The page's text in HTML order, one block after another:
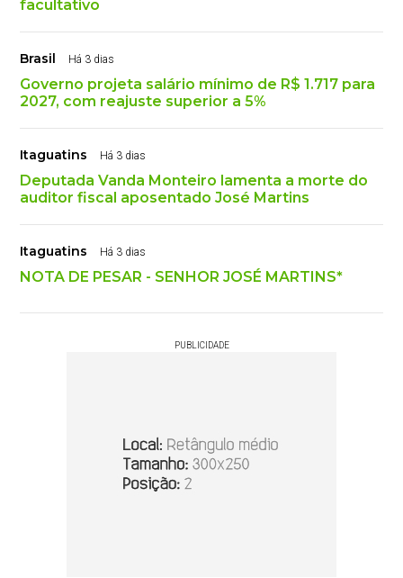
facultativo
Brasil Há 3 dias
Governo projeta salário mínimo de R$ 1.717 para
2027, com reajuste superior a 5%
Itaguatins Há 3 dias
Deputada Vanda Monteiro lamenta a morte do
auditor fiscal aposentado José Martins
Itaguatins Há 3 dias
NOTA DE PESAR - SENHOR JOSÉ MARTINS*
PUBLICIDADE